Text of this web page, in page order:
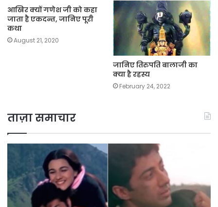
आखिर क्यों गणेश जी को कहा
जाता है एकदन्त, जानिए पूरी
कथा
August 21, 2020
जानिए तिरुपति बालाजी का
क्या है रहस्य
February 24, 2022
ताज़ा समाचार